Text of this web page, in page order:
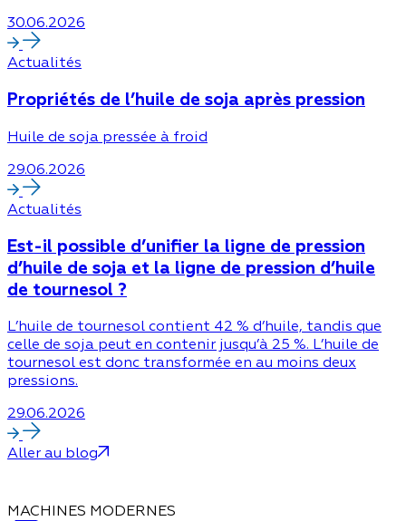
30.06.2026
Actualités
Propriétés de l’huile de soja après pression
Huile de soja pressée à froid
29.06.2026
Actualités
Est-il possible d’unifier la ligne de pression
d’huile de soja et la ligne de pression d’huile
de tournesol ?
L’huile de tournesol contient 42 % d’huile, tandis que
celle de soja peut en contenir jusqu’à 25 %. L’huile de
tournesol est donc transformée en au moins deux
pressions.
29.06.2026
Aller au blog
MACHINES MODERNES